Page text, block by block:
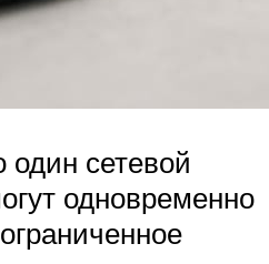
один сетевой
одновременно